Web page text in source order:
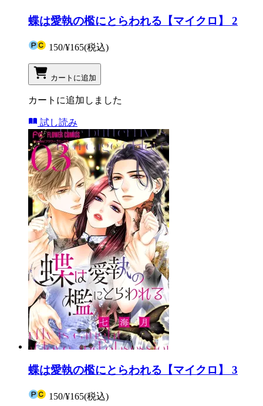
蝶は愛執の檻にとらわれる【マイクロ】 2
150/¥165(税込)
カートに追加
カートに追加しました
試し読み
蝶は愛執の檻にとらわれる【マイクロ】 3
150/¥165(税込)